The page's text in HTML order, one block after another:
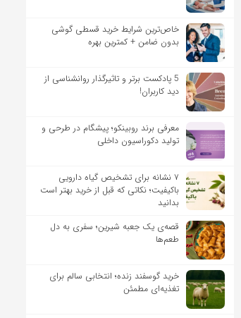
خاص‌ترین شرایط خرید قسطی گوشی
بدون ضامن + کمترین بهره
5 پادکست برتر و تاثیرگذار روانشناسی از
دید کاربران!
معرفی برند روبینکو؛ پیشگام در طرحی و
تولید دکوراسیون داخلی
۷ نشانه برای تشخیص گیاه دارویی
باکیفیت؛ نکاتی که قبل از خرید بهتر است
بدانید
قصه‌ی یک جعبه شیرین؛ سفری به دل
طعم‌ها
خرید گوسفند زنده؛ انتخابی سالم برای
تغذیه‌ای مطمئن